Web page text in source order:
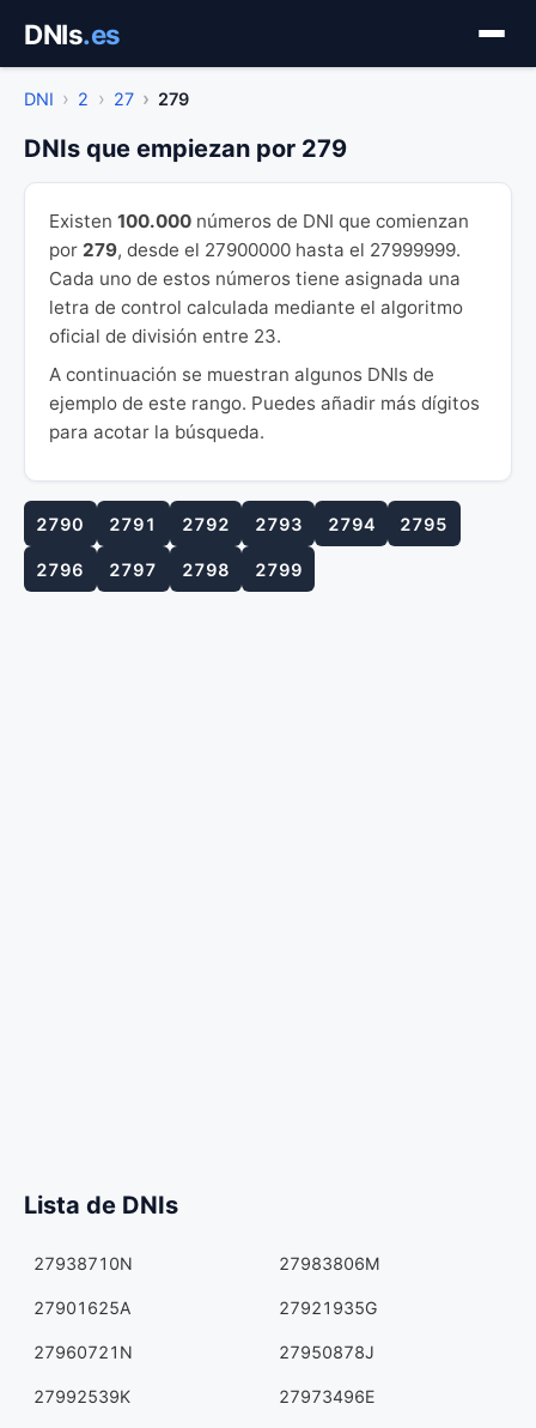
contenido
DNIs.es
DNI 2 27 279
DNIs que empiezan por 279
Existen 100.000 números de DNI que comienzan
por 279, desde el 27900000 hasta el 27999999.
Cada uno de estos números tiene asignada una
letra de control calculada mediante el algoritmo
oficial de división entre 23.
A continuación se muestran algunos DNIs de
ejemplo de este rango. Puedes añadir más dígitos
para acotar la búsqueda.
2790 2791 2792 2793 2794 2795
2796 2797 2798 2799
Lista de DNIs
27938710N 27983806M
27901625A 27921935G
27960721N 27950878J
27992539K 27973496E